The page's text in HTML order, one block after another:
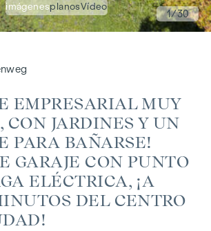
imágenesplanosVídeo
1/30
EMPRESARIAL MUY
CON JARDINES Y UN
PARA BAÑARSE!
GARAJE CON PUNTO
ELÉCTRICA, ¡A
DEL CENTRO